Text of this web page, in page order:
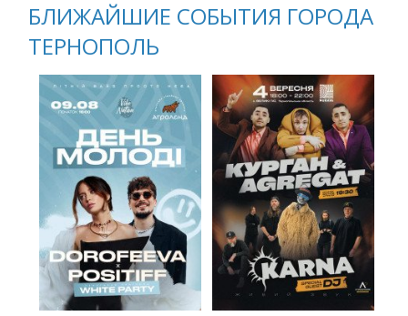
БЛИЖАЙШИЕ СОБЫТИЯ ГОРОДА
ТЕРНОПОЛЬ